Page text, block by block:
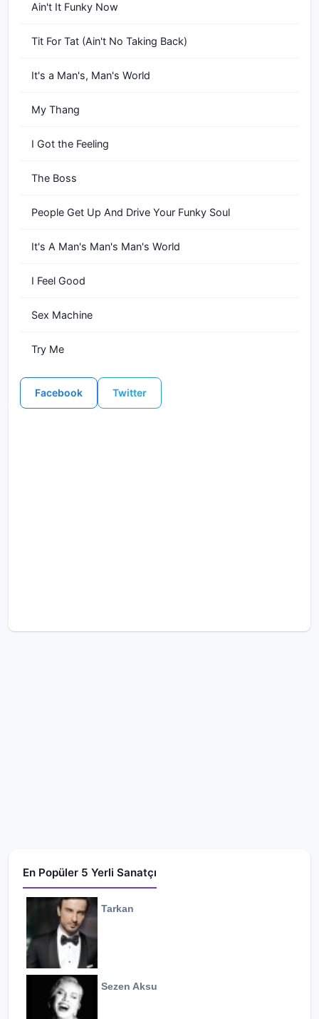
Ain't It Funky Now
Tit For Tat (Ain't No Taking Back)
It's a Man's, Man's World
My Thang
I Got the Feeling
The Boss
People Get Up And Drive Your Funky Soul
It's A Man's Man's Man's World
I Feel Good
Sex Machine
Try Me
Facebook Twitter
En Popüler 5 Yerli Sanatçı
Tarkan
Sezen Aksu